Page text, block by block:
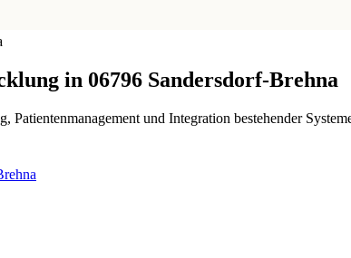
in 06796 Sandersdorf-Brehna
Patientenmanagement und Integration bestehender